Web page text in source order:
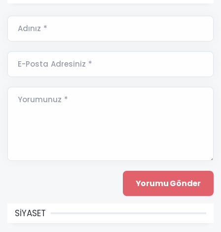
Adınız *
E-Posta Adresiniz *
Yorumunuz *
SİYASET